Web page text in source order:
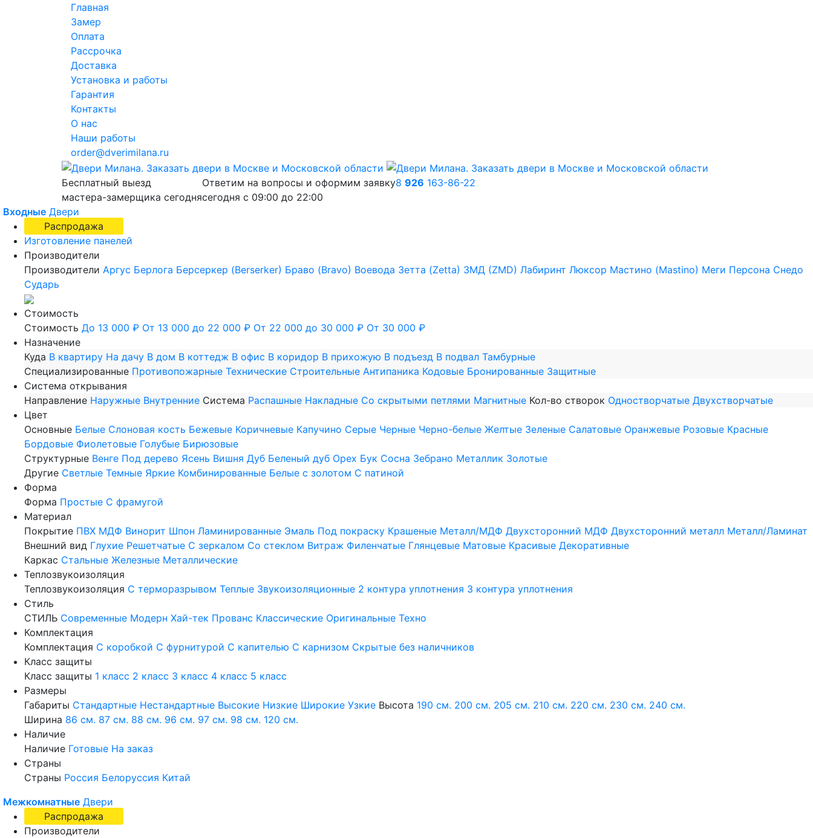
Главная
Замер
Оплата
Рассрочка
Доставка
Установка и работы
Гарантия
Контакты
О нас
Наши работы
order@dverimilana.ru
Бесплатный выезд
мастера-замерщика сегодня
Ответим на вопросы и оформим заявку
сегодня с 09:00 до 22:00
8 926 163-86-22
Входные Двери
Распродажа
Изготовление панелей
Производители
Производители Аргус Берлога Берсеркер (Berserker) Браво (Bravo) Воевода Зетта (Zetta) ЗМД (ZMD) Лабиринт Люксор Мастино (Mastino) Меги Персона Снедо
Сударь
Стоимость
Стоимость До 13 000 ₽ От 13 000 до 22 000 ₽ От 22 000 до 30 000 ₽ От 30 000 ₽
Назначение
Куда В квартиру На дачу В дом В коттедж В офис В коридор В прихожую В подъезд В подвал Тамбурные
Специализированные Противопожарные Технические Строительные Антипаника Кодовые Бронированные Защитные
Система открывания
Направление Наружные Внутренние Система Распашные Накладные Со скрытыми петлями Магнитные Кол-во створок Одностворчатые Двухстворчатые
Цвет
Основные Белые Слоновая кость Бежевые Коричневые Капучино Серые Черные Черно-белые Желтые Зеленые Салатовые Оранжевые Розовые Красные
Бордовые Фиолетовые Голубые Бирюзовые
Структурные Венге Под дерево Ясень Вишня Дуб Беленый дуб Орех Бук Сосна Зебрано Металлик Золотые
Другие Светлые Темные Яркие Комбинированные Белые с золотом С патиной
Форма
Форма Простые С фрамугой
Материал
Покрытие ПВХ МДФ Винорит Шпон Ламинированные Эмаль Под покраску Крашеные Металл/МДФ Двухсторонний МДФ Двухсторонний металл Металл/Ламинат
Внешний вид Глухие Решетчатые С зеркалом Со стеклом Витраж Филенчатые Глянцевые Матовые Красивые Декоративные
Каркас Стальные Железные Металлические
Теплозвукоизоляция
Теплозвукоизоляция С терморазрывом Теплые Звукоизоляционные 2 контура уплотнения 3 контура уплотнения
Стиль
СТИЛЬ Современные Модерн Хай-тек Прованс Классические Оригинальные Техно
Комплектация
Комплектация С коробкой С фурнитурой С капителью С карнизом Скрытые без наличников
Класс защиты
Класс защиты 1 класс 2 класс 3 класс 4 класс 5 класс
Размеры
Габариты Стандартные Нестандартные Высокие Низкие Широкие Узкие Высота 190 см. 200 см. 205 см. 210 см. 220 см. 230 см. 240 см.
Ширина 86 см. 87 см. 88 см. 96 см. 97 см. 98 см. 120 см.
Наличие
Наличие Готовые На заказ
Страны
Страны Россия Белоруссия Китай
Межкомнатные Двери
Распродажа
Производители